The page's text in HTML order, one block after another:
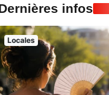
infos
Locales